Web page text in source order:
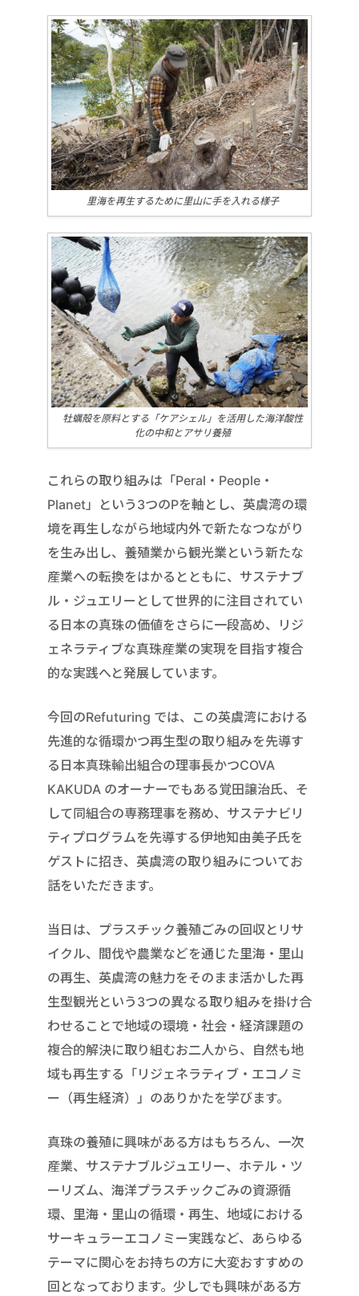
里海を再生するために里山に手を入れる様子
牡蠣殻を原料とする「ケアシェル」を活用した海洋酸性
化の中和とアサリ養殖
これらの取り組みは「Peral・People・
Planet」という3つのPを軸とし、英虞湾の環
境を再生しながら地域内外で新たなつながり
を生み出し、養殖業から観光業という新たな
産業への転換をはかるとともに、サステナブ
ル・ジュエリーとして世界的に注目されてい
る日本の真珠の価値をさらに一段高め、リジ
ェネラティブな真珠産業の実現を目指す複合
的な実践へと発展しています。
今回のRefuturing では、この英虞湾における
先進的な循環かつ再生型の取り組みを先導す
る日本真珠輸出組合の理事長かつCOVA
KAKUDA のオーナーでもある覚田譲治氏、そ
して同組合の専務理事を務め、サステナビリ
ティプログラムを先導する伊地知由美子氏を
ゲストに招き、英虞湾の取り組みについてお
話をいただきます。
当日は、プラスチック養殖ごみの回収とリサ
イクル、間伐や農業などを通じた里海・里山
の再生、英虞湾の魅力をそのまま活かした再
生型観光という3つの異なる取り組みを掛け合
わせることで地域の環境・社会・経済課題の
複合的解決に取り組むお二人から、自然も地
域も再生する「リジェネラティブ・エコノミ
ー（再生経済）」のありかたを学びます。
真珠の養殖に興味がある方はもちろん、一次
産業、サステナブルジュエリー、ホテル・ツ
ーリズム、海洋プラスチックごみの資源循
環、里海・里山の循環・再生、地域における
サーキュラーエコノミー実践など、あらゆる
テーマに関心をお持ちの方に大変おすすめの
回となっております。少しでも興味がある方